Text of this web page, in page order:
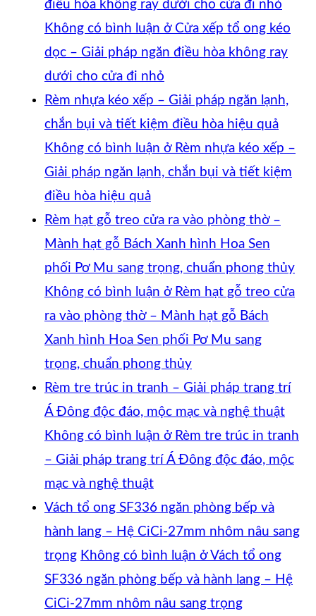
điều hòa không ray dưới cho cửa đi nhỏ
Không có bình luận ở Cửa xếp tổ ong kéo
dọc – Giải pháp ngăn điều hòa không ray
dưới cho cửa đi nhỏ
Rèm nhựa kéo xếp – Giải pháp ngăn lạnh,
chắn bụi và tiết kiệm điều hòa hiệu quả
Không có bình luận ở Rèm nhựa kéo xếp –
Giải pháp ngăn lạnh, chắn bụi và tiết kiệm
điều hòa hiệu quả
Rèm hạt gỗ treo cửa ra vào phòng thờ –
Mành hạt gỗ Bách Xanh hình Hoa Sen
phối Pơ Mu sang trọng, chuẩn phong thủy
Không có bình luận ở Rèm hạt gỗ treo cửa
ra vào phòng thờ – Mành hạt gỗ Bách
Xanh hình Hoa Sen phối Pơ Mu sang
trọng, chuẩn phong thủy
Rèm tre trúc in tranh – Giải pháp trang trí
Á Đông độc đáo, mộc mạc và nghệ thuật
Không có bình luận ở Rèm tre trúc in tranh
– Giải pháp trang trí Á Đông độc đáo, mộc
mạc và nghệ thuật
Vách tổ ong SF336 ngăn phòng bếp và
hành lang – Hệ CiCi-27mm nhôm nâu sang
trọng Không có bình luận ở Vách tổ ong
SF336 ngăn phòng bếp và hành lang – Hệ
CiCi-27mm nhôm nâu sang trọng